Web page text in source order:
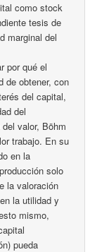
como stock
tesis de
marginal del
por qué el
de obtener, con
del capital,
del
valor, Böhm
trabajo. En su
en la
solo
la valoración
la utilidad y
mismo,
pueda